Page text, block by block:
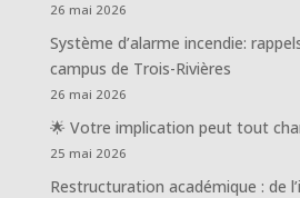
26 mai 2026
Système d’alarme incendie:
campus de Trois-Rivières
26 mai 2026
🌟 Votre implication peut tout
25 mai 2026
Restructuration académique : de